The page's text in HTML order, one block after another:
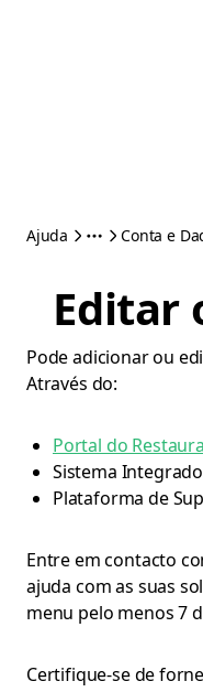
Ajuda Conta e
Editar
Pode adicionar ou
Através do:
Portal do
Sistema Integrado
Plataforma de
Entre em contacto
ajuda com as suas
menu pelo menos 7
Certifique-se de